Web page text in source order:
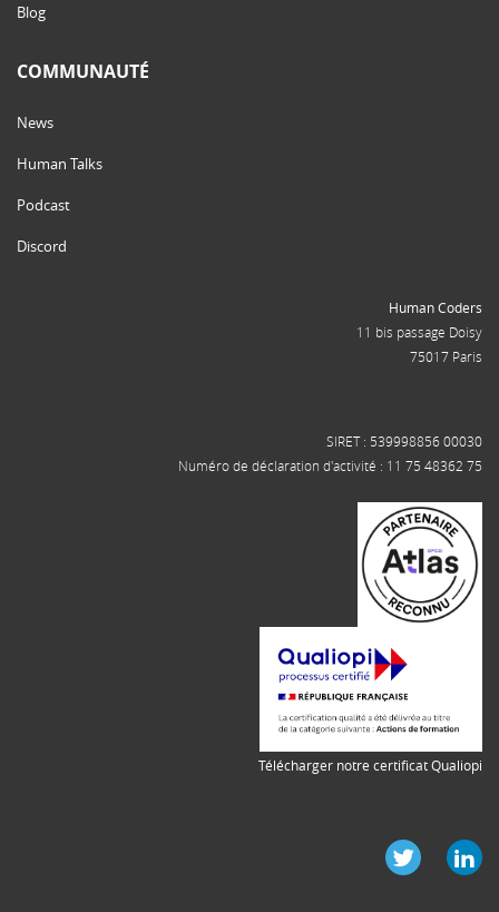
Blog
COMMUNAUTÉ
News
Human Talks
Podcast
Discord
Human Coders
11 bis passage Doisy
75017 Paris
SIRET : 539998856 00030
Numéro de déclaration d'activité : 11 75 48362 75
Télécharger notre certificat Qualiopi